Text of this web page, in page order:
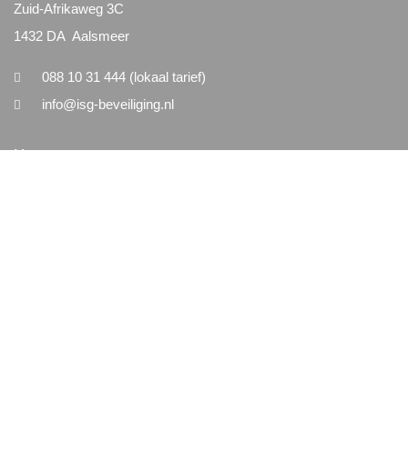
Zuid-Afrikaweg 3C
1432 DA Aalsmeer
088 10 31 444 (lokaal tarief)
info@isg-beveiliging.nl
Menu